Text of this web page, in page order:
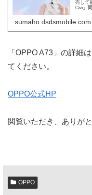
売して
Civi」
sumaho.dsdsmobile.com
「OPPO A73」の詳細
てください。
OPPO公式HP
閲覧いただき、ありが
OPPO